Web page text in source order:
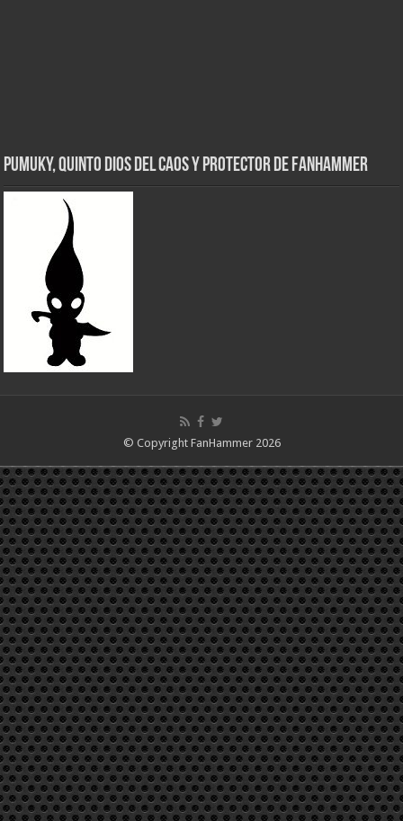
Pumuky, Quinto Dios del Caos y Protector de FanHammer
© Copyright FanHammer 2026